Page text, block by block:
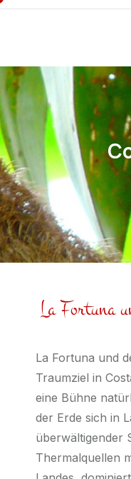
La Fortuna
La Fortuna und
Traumziel in
eine Bühne
der Erde sich in
überwältigender
Thermalquellen